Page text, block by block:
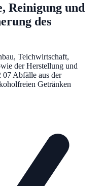
Reinigung und
des
Teichwirtschaft,
der Herstellung und
07 Abfälle aus der
Getränken